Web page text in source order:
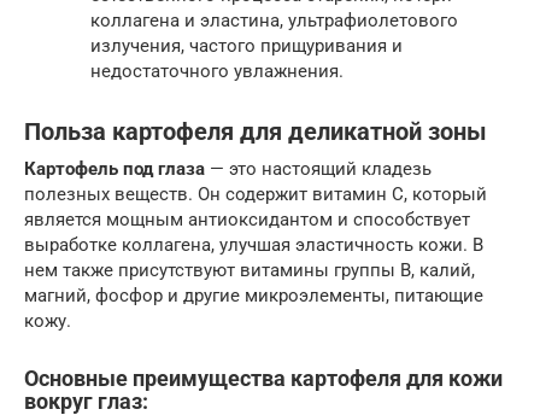
коллагена и эластина, ультрафиолетового
излучения, частого прищуривания и
недостаточного увлажнения.
Польза картофеля для деликатной зоны
Картофель под глаза — это настоящий кладезь
полезных веществ. Он содержит витамин C, который
является мощным антиоксидантом и способствует
выработке коллагена, улучшая эластичность кожи. В
нем также присутствуют витамины группы B, калий,
магний, фосфор и другие микроэлементы, питающие
кожу.
Основные преимущества картофеля для кожи
вокруг глаз: